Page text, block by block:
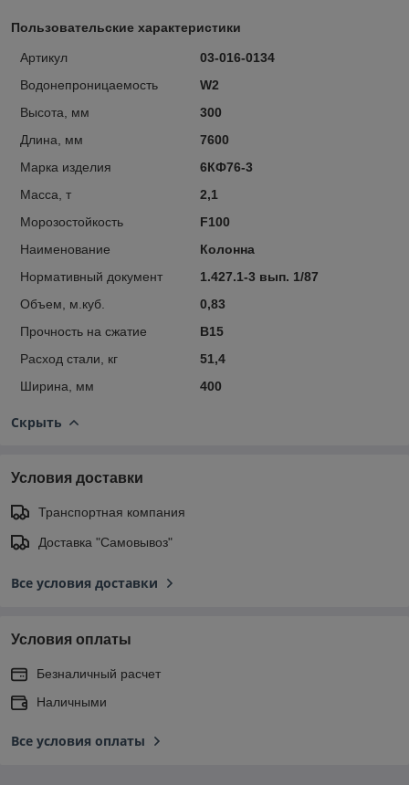
Пользовательские характеристики
Артикул
03-016-0134
Водонепроницаемость
W2
Высота, мм
300
Длина, мм
7600
Марка изделия
6КФ76-3
Масса, т
2,1
Морозостойкость
F100
Наименование
Колонна
Нормативный документ
1.427.1-3 вып. 1/87
Объем, м.куб.
0,83
Прочность на сжатие
В15
Расход стали, кг
51,4
Ширина, мм
400
Скрыть
Условия доставки
Транспортная компания
Доставка "Самовывоз"
Все условия доставки
Условия оплаты
Безналичный расчет
Наличными
Все условия оплаты